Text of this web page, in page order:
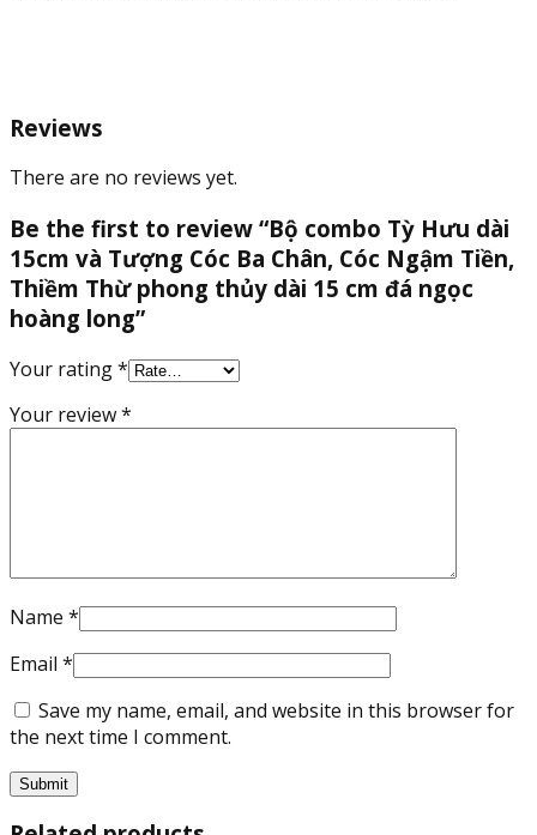
Reviews
There are no reviews yet.
Be the first to review “Bộ combo Tỳ Hưu dài
15cm và Tượng Cóc Ba Chân, Cóc Ngậm Tiền,
Thiềm Thừ phong thủy dài 15 cm đá ngọc
hoàng long”
Your rating*
Your review*
Name *
Email *
Save my name, email, and website in this browser for
the next time I comment.